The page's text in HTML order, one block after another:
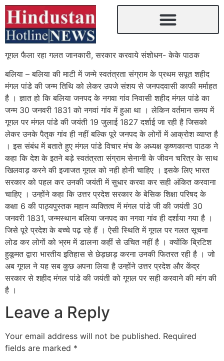
गूगल फैला रहा गलत जानकारी, सरकार करवाये संशोधन- केके पाठक
बलिया – बलिया की माटी में जन्मे स्वतंत्रता संग्राम के प्रथम सपूत शहीद
मंगल पांडे की जन्म तिथि को लेकर उपजे संशय से जनपदवासी काफी मर्माहत
है । ज्ञात हो कि बलिया जनपद के नगवा गांव निवासी शहीद मंगल पांडे का
जन्म 30 जनवरी 1831 को नगवां गांव में हुआ था । लेकिन वर्तमान समय में
गूगल पर मंगल पांडे की जयंती 19 जुलाई 1827 दर्शाई जा रही है जिसको
लेकर उनके पैतृक गांव ही नहीं बल्कि पूरे जनपद के लोगों में आक्रोश व्याप्त है
। इस संबंध में बताते हुए मंगल पांडे विचार मंच के अध्यक्ष कृष्णकान्त पाठक ने
कहा कि देश के इतने बड़े स्वतंत्रता संग्राम सेनानी के जीवन चरित्र के साथ
खिलवाड़ करने की इजाजत गूगल को नही होनी चाहिए । इसके लिए भारत
सरकार को पहल कर उनकी जयंती में सुधार करवा कर सही अंकित करवाना
चाहिए । उन्होंने कहा कि उत्तर प्रदेश सरकार के बेसिक शिक्षा परिषद के
कक्षा 6 की पाठ्यपुस्तक महान व्यक्तित्व में मंगल पांडे जी की जयंती 30
जनवरी 1831, जन्मस्थान बलिया जनपद का नगवा गांव ही दर्शाया गया है ।
जिसे पूरे प्रदेश के बच्चे पढ़ रहे हैं । ऐसी स्थिति में गूगल पर गलत सूचना
लोड कर लोगों को भ्रम में डालना कहीं से उचित नहीं है । क्योंकि ब्रिटिश
हुकूमत द्वारा भारतीय इतिहास से छेड़छाड़ करना उनकी फितरत रही है । जो
अब गूगल ने यह सब कुछ अपना लिया है उन्होंने उत्तर प्रदेश और केंद्र
सरकार से शहीद मंगल पांडे की जयंती को गूगल पर सही करवाने की मांग की
है ।
Leave a Reply
Your email address will not be published. Required
fields are marked *